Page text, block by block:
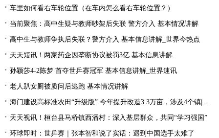
车里如何看右车轮位置（在车内怎么看右车轮位置？）
当前聚焦：高中生疑与教师吵架后失联 警方介入 基本情况讲解
高中生与教师争执后失联？警方介入 基本信息讲解_世界今热点
天天短讯！两家药企因垄断协议被罚3亿 基本信息讲解
孙颖莎4-2陈梦 首夺世乒赛冠军 基本信息讲解_世界速讯
老人趴女厕被质问后逃跑 基本情况讲解
海门建设高标准农田“升级版” 今年提升改造3.3万亩，涉及4个镇|每日速读
天天视讯！桓台县马桥镇西潘村：深入基层群众，共同“学习强国”
环球即时：世乒赛｜张本智和说了实话：遇到中国选手太难了